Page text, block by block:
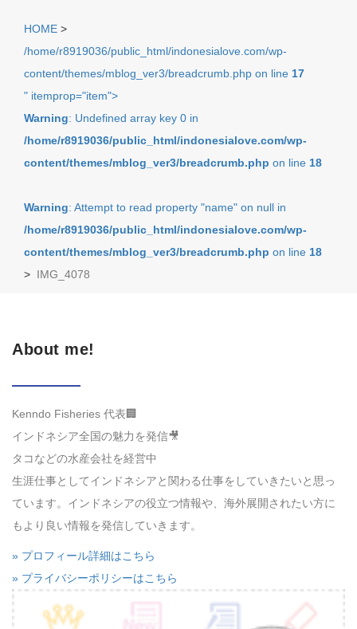
HOME >
/home/r8919036/public_html/indonesialove.com/wp-
content/themes/mblog_ver3/breadcrumb.php on line 17
" itemprop="item">
Warning: Undefined array key 0 in
/home/r8919036/public_html/indonesialove.com/wp-
content/themes/mblog_ver3/breadcrumb.php on line 18
Warning: Attempt to read property "name" on null in
/home/r8919036/public_html/indonesialove.com/wp-
content/themes/mblog_ver3/breadcrumb.php on line 18
> IMG_4078
About me!
Kenndo Fisheries 代表🏢
インドネシア全国の魅力を発信🎥
タコなどの水産会社を経営中
生涯仕事としてインドネシアと関わる仕事をしていきたいと思っ
ています。インドネシアの役立つ情報や、海外展開されたい方に
もより良い情報を発信していきます。
» プロフィール詳細はこちら
» プライバシーポリシーはこちら